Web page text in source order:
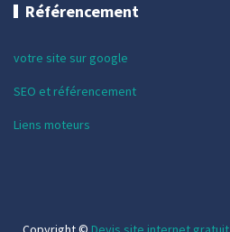
Référencement
votre site sur google
SEO et référencement
Liens moteurs